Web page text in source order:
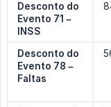
Desconto do
Evento 71 –
INSS
Desconto do
Evento 78 –
Faltas